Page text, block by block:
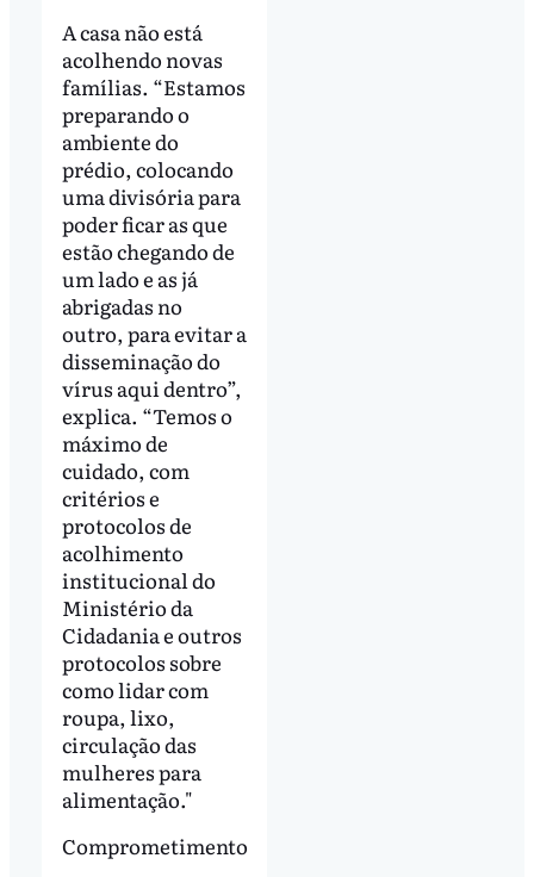
A casa não está
acolhendo novas
famílias. “Estamos
preparando o
ambiente do
prédio, colocando
uma divisória para
poder ficar as que
estão chegando de
um lado e as já
abrigadas no
outro, para evitar a
disseminação do
vírus aqui dentro”,
explica. “Temos o
máximo de
cuidado, com
critérios e
protocolos de
acolhimento
institucional do
Ministério da
Cidadania e outros
protocolos sobre
como lidar com
roupa, lixo,
circulação das
mulheres para
alimentação."
Comprometimento